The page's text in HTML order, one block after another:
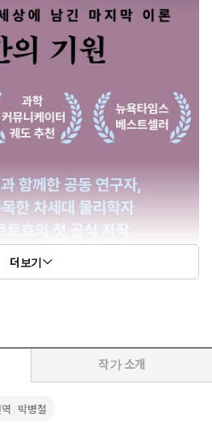
더보기
작가 소개
박병철